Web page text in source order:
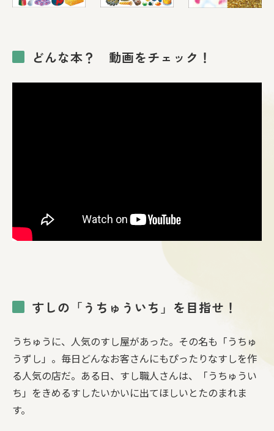
どんな本？ 動画をチェック！
すしの「うちゅういち」を目指せ！
うちゅうに、人気のすし屋があった。その名も「うちゅ
うずし」。毎日どんなお客さんにもぴったりなすしを作
る人気の店だ。ある日、すし職人さんは、「うちゅうい
ち」をきめるすしたいかいに出てほしいとたのまれま
す。